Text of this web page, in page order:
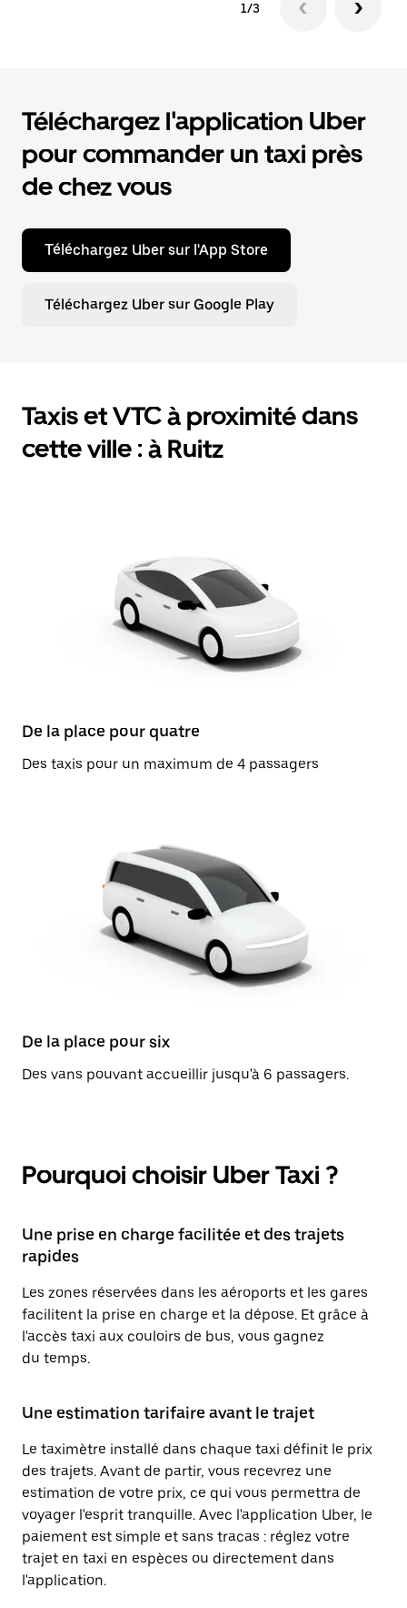
1/3
Téléchargez l'application Uber
pour commander un taxi près
de chez vous
Téléchargez Uber sur l'App Store
Téléchargez Uber sur Google Play
Taxis et VTC à proximité dans
cette ville : à Ruitz
De la place pour quatre
Des taxis pour un maximum de 4 passagers
De la place pour six
Des vans pouvant accueillir jusqu'à 6 passagers.
Pourquoi choisir Uber Taxi ?
Une prise en charge facilitée et des trajets
rapides
Les zones réservées dans les aéroports et les gares
facilitent la prise en charge et la dépose. Et grâce à
l'accès taxi aux couloirs de bus, vous gagnez
du temps.
Une estimation tarifaire avant le trajet
Le taximètre installé dans chaque taxi définit le prix
des trajets. Avant de partir, vous recevrez une
estimation de votre prix, ce qui vous permettra de
voyager l'esprit tranquille. Avec l'application Uber, le
paiement est simple et sans tracas : réglez votre
trajet en taxi en espèces ou directement dans
l'application.